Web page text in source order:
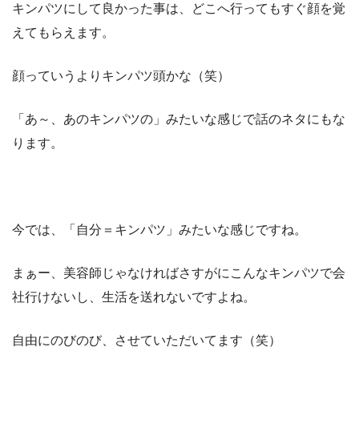
キンパツにして良かった事は、どこへ行ってもすぐ顔を覚
えてもらえます。
顔っていうよりキンパツ頭かな（笑）
「あ～、あのキンパツの」みたいな感じで話のネタにもな
ります。
今では、「自分＝キンパツ」みたいな感じですね。
まぁー、美容師じゃなければさすがにこんなキンパツで会
社行けないし、生活を送れないですよね。
自由にのびのび、させていただいてます（笑）